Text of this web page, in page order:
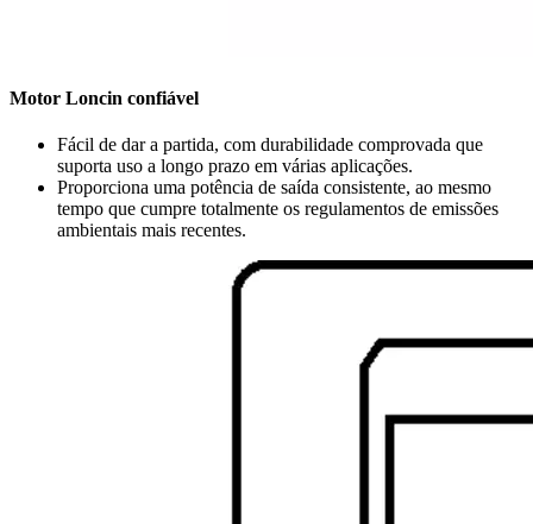
Motor Loncin confiável
Fácil de dar a partida, com durabilidade comprovada que
suporta uso a longo prazo em várias aplicações.
Proporciona uma potência de saída consistente, ao mesmo
tempo que cumpre totalmente os regulamentos de emissões
ambientais mais recentes.